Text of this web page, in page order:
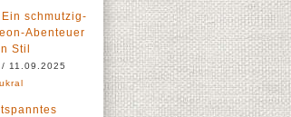
schmutzig-
Abenteuer
Stil
/ 11.09.2025